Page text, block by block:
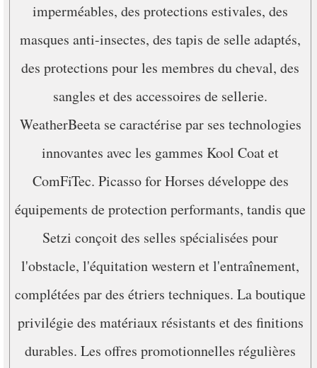
imperméables, des protections estivales, des
masques anti-insectes, des tapis de selle adaptés,
des protections pour les membres du cheval, des
sangles et des accessoires de sellerie.
WeatherBeeta se caractérise par ses technologies
innovantes avec les gammes Kool Coat et
ComFiTec. Picasso for Horses développe des
équipements de protection performants, tandis que
Setzi conçoit des selles spécialisées pour
l'obstacle, l'équitation western et l'entraînement,
complétées par des étriers techniques. La boutique
privilégie des matériaux résistants et des finitions
durables. Les offres promotionnelles régulières